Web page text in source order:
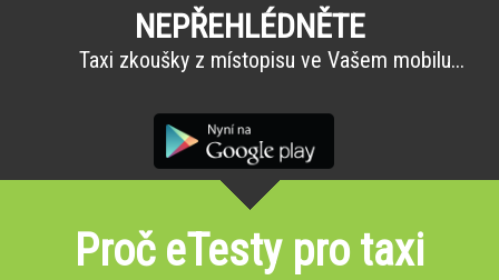
NEPŘEHLÉDNĚTE
Taxi zkoušky z místopisu ve Vašem mobilu...
Proč eTesty pro taxi